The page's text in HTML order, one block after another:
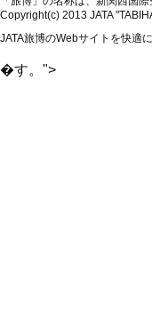
Copyright(c) 2013 JATA
JATA旅博のWebサイトを快適
�す。">